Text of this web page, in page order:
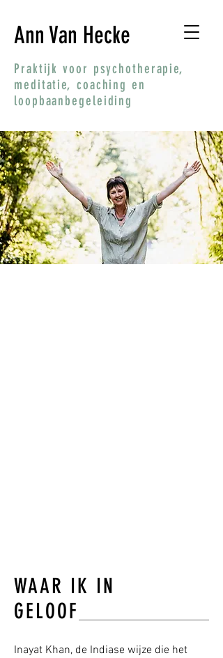
Ann Van Hecke
Praktijk voor psychotherapie,
meditatie, coaching en
loopbaanbegeleiding
WAAR IK IN
GELOOF
Inayat Khan, de Indiase wijze die het